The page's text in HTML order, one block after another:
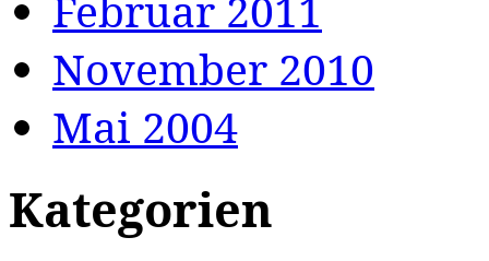
November 2010
Mai 2004
Kategorien